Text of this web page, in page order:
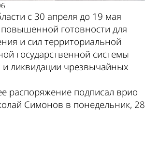
с 30 апреля до 19 мая
готовности для
и сил территориальной
государственной системы
и ликвидации чрезвычайных
распоряжение подписал врио
Симонов в понедельник, 28